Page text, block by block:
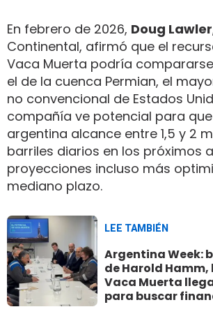
En febrero de 2026, Doug Lawler
Continental, afirmó que el
Vaca Muerta podría
el de la cuenca Permian, el
no convencional de Estados
compañía ve potencial para
argentina alcance entre 1,5 y 2
barriles diarios en los próximos
proyecciones incluso más
mediano plazo.
LEE TAMBIÉN
Argentina Week:
de Harold Hamm,
Vaca Muerta
para buscar